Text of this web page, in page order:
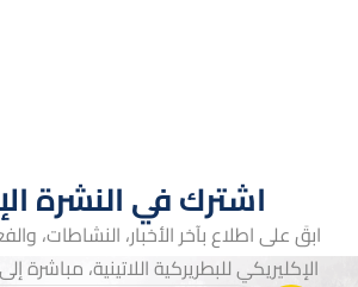
اشترك في النشرة
ابقَ على اطلاع بآخر الأخبار، النشاطات،
الإكليريكي للبطريركية اللاتينية، مباشرة